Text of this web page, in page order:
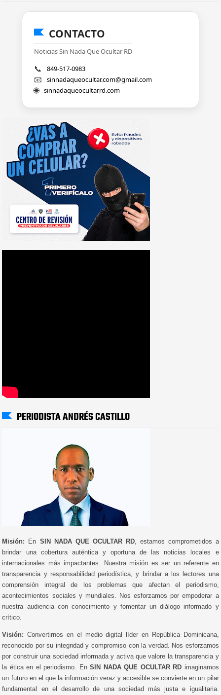
CONTACTO
Noticias Sin Nada Que Ocultar RD
📞 849-517-0983
📧 sinnadaqueocultar.com@gmail.com
🌐 sinnadaqueocultarrd.com
PERIODISTA ANDRÉS CASTILLO
Misión: En SIN NADA QUE OCULTAR RD, estamos comprometidos a
brindar una cobertura auténtica y oportuna de las noticias locales e
internacionales más impactantes. Nuestra misión es ser un referente en
transparencia y responsabilidad periodística, y brindar a los lectores una
comprensión integral de los problemas que afectan el periodismo,
acontecimientos sociales y mundiales. Nos esforzamos por empoderar a
nuestra audiencia con conocimiento y fomentar un diálogo informado y
crítico.
Visión: Convertirnos en el medio digital líder en República Dominicana,
reconocido por su integridad y compromiso con la verdad. Nos esforzamos
por construir una sociedad informada y activa que valore la transparencia y
la ética en el periodismo. EnSIN NADA QUE OCULTAR RD imaginamos
un futuro en el que la información veraz y accesible se convierte en un pilar
fundamental en el desarrollo de una sociedad más justa e igualitaria.